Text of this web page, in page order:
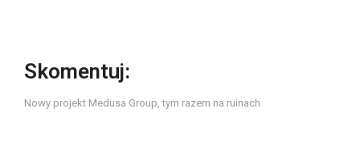
Skomentuj:
Nowy projekt Medusa Group, tym razem na ruinach